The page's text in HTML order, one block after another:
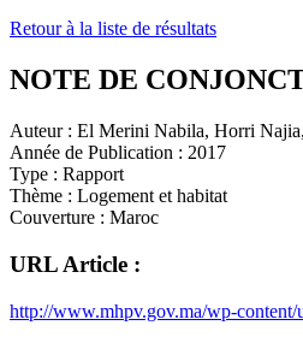
Retour à la liste de résultats
NOTE DE
Auteur : El Merini Nabila, Horri
Année de Publication : 2017
Type : Rapport
Thème : Logement et habitat
Couverture : Maroc
URL Article :
http://www.mhpv.gov.ma/wp-content/